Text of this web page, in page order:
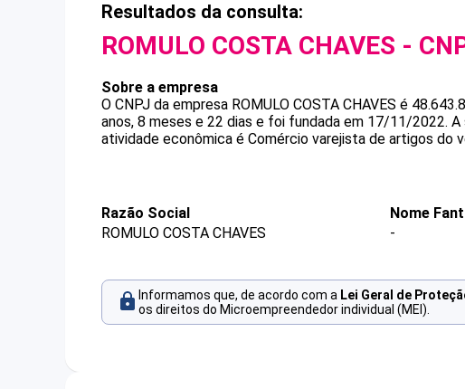
Resultados da consulta:
ROMULO COSTA CHAVES -
Sobre a empresa
O CNPJ da empresa ROMULO COSTA CHAVES é
anos, 8 meses e 22 dias e foi fundada em 17/11/2022. A
atividade econômica é Comércio varejista de artigos do
Razão Social
ROMULO COSTA CHAVES
Nome
-
Informamos que, de acordo com a Lei Geral de
os direitos do Microempreendedor individual (MEI).